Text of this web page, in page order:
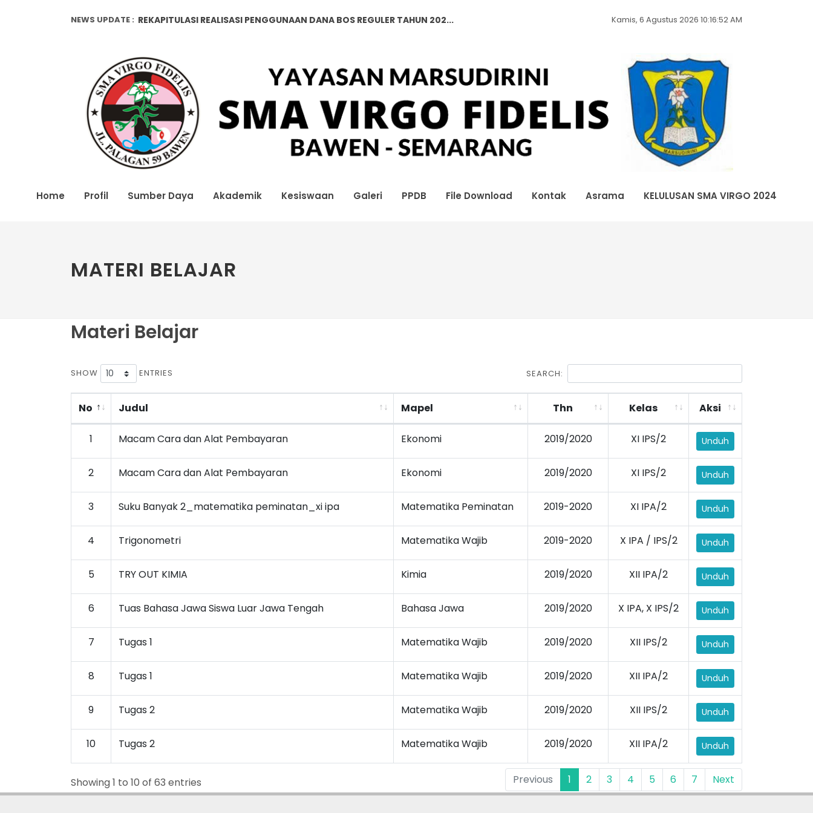
NEWS UPDATE : REKAPITULASI REALISASI PENGGUNAAN DANA BOS REGULER TAHUN 202...
REKAPITULASI REALISASI PENGGUNAAN DANA BOS REGULER TAHUN 202...
Kamis, 6 Agustus 2026 10:16:52 AM
Home Profil Sumber Daya Akademik Kesiswaan Galeri PPDB File Download Kontak Asrama KELULUSAN SMA VIRGO 2024
MATERI BELAJAR
Materi Belajar
SHOW ENTRIES SEARCH:
No Judul Mapel Thn Kelas Aksi
1 Macam Cara dan Alat Pembayaran Ekonomi 2019/2020 XI IPS/2 Unduh
2 Macam Cara dan Alat Pembayaran Ekonomi 2019/2020 XI IPS/2 Unduh
3 Suku Banyak 2_matematika peminatan_xi ipa Matematika Peminatan 2019-2020 XI IPA/2 Unduh
4 Trigonometri Matematika Wajib 2019-2020 X IPA / IPS/2 Unduh
5 TRY OUT KIMIA Kimia 2019/2020 XII IPA/2 Unduh
6 Tuas Bahasa Jawa Siswa Luar Jawa Tengah Bahasa Jawa 2019/2020 X IPA, X IPS/2 Unduh
7 Tugas 1 Matematika Wajib 2019/2020 XII IPS/2 Unduh
8 Tugas 1 Matematika Wajib 2019/2020 XII IPA/2 Unduh
9 Tugas 2 Matematika Wajib 2019/2020 XII IPS/2 Unduh
10 Tugas 2 Matematika Wajib 2019/2020 XII IPA/2 Unduh
Showing 1 to 10 of 63 entries Previous 1 2 3 4 5 6 7 Next